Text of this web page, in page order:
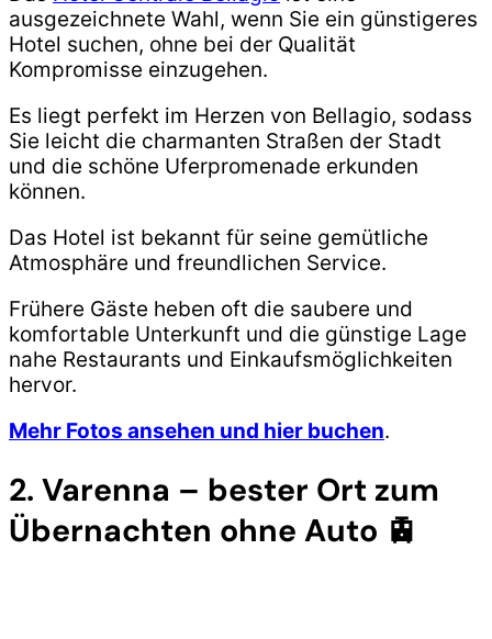
ausgezeichnete Wahl, wenn Sie ein günstigeres
Hotel suchen, ohne bei der Qualität
Kompromisse einzugehen.
Es liegt perfekt im Herzen von Bellagio, sodass
Sie leicht die charmanten Straßen der Stadt
und die schöne Uferpromenade erkunden
können.
Das Hotel ist bekannt für seine gemütliche
Atmosphäre und freundlichen Service.
Frühere Gäste heben oft die saubere und
komfortable Unterkunft und die günstige Lage
nahe Restaurants und Einkaufsmöglichkeiten
hervor.
Mehr Fotos ansehen und hier buchen.
2. Varenna – bester Ort zum
Übernachten ohne Auto 🚊